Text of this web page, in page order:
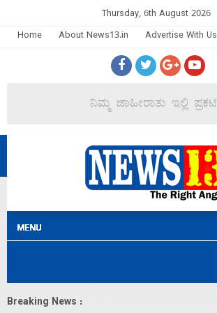
Thursday, 6th August 2026
Home
About News13.in Advertise With Us
Breaking News :